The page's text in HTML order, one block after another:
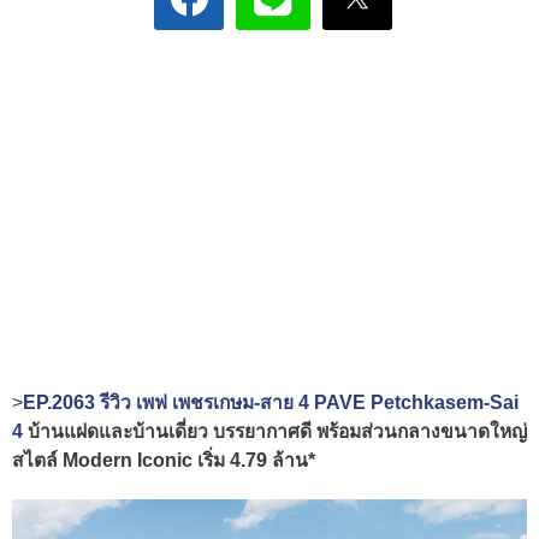
>EP.2063 รีวิว เพฟ เพชรเกษม-สาย 4 PAVE Petchkasem-Sai
4 บ้านแฝดและบ้านเดี่ยว บรรยากาศดี พร้อมส่วนกลางขนาดใหญ่
สไตล์ Modern Iconic เริ่ม 4.79 ล้าน*